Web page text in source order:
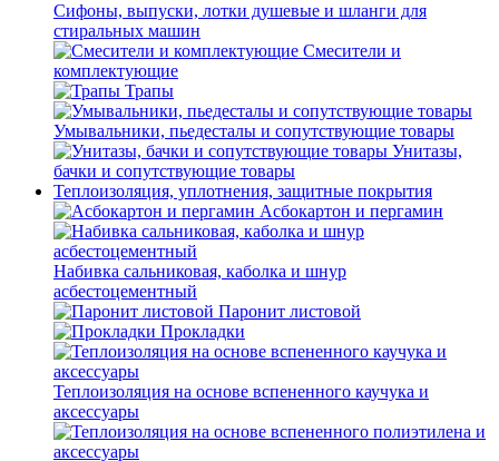
Сифоны, выпуски, лотки душевые и шланги для
стиральных машин
Смесители и
комплектующие
Трапы
Умывальники, пьедесталы и сопутствующие товары
Унитазы,
бачки и сопутствующие товары
Теплоизоляция, уплотнения, защитные покрытия
Асбокартон и пергамин
Набивка сальниковая, каболка и шнур
асбестоцементный
Паронит листовой
Прокладки
Теплоизоляция на основе вспененного каучука и
аксессуары